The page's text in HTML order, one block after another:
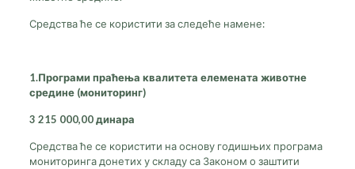
Средства ће се користити за следеће намене:
1.Програми праћења квалитета елемената животне
средине (мониторинг)
3 215 000,00 динара
Средства ће се користити на основу годишњих програма
мониторинга донетих у складу са Законом о заштити